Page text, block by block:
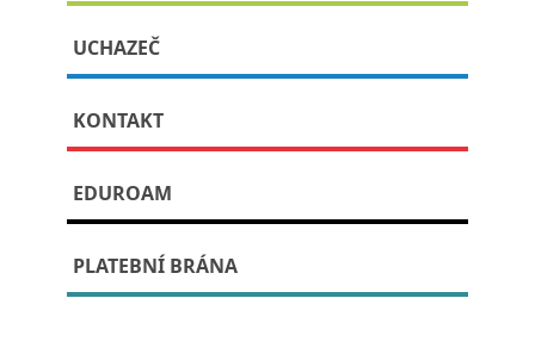
UCHAZEČ
KONTAKT
EDUROAM
PLATEBNÍ BRÁNA
Literární exkurze Petrkov
Publikováno: 21. června, 2023
20. června 2023 třída prima, čtrnáct žáků sekundy a
tři žákyně z vyššího gymnázia za doprovodu paní
učitelky Markéty Fabešové, Marty Veselé Jirousové a